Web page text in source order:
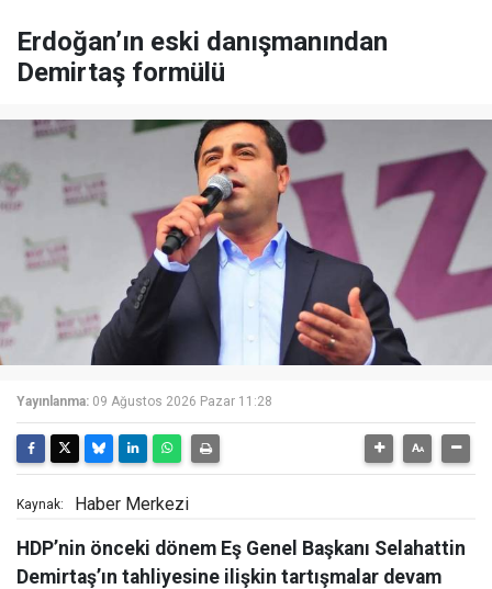
Erdoğan’ın eski danışmanından
Demirtaş formülü
Yayınlanma: 09 Ağustos 2026 Pazar 11:28
Kaynak: Haber Merkezi
HDP’nin önceki dönem Eş Genel Başkanı Selahattin
Demirtaş’ın tahliyesine ilişkin tartışmalar devam